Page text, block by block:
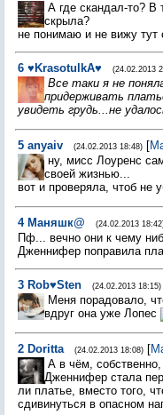
А где скандал-то? В
скрыла?
не понимаю и не вижу тут
6 ♥KrasotulkA♥ (24.02.2013
Все таки я не
придерживать
увидеть грудь...не
5 anyaiv (24.02.2013 18:48) [
ну, мисс Лоуренс
своей жизнью...
вот и проверяла, чтоб не
4 Mаняшк@ (24.02.2013
Пф... вечно они к чему
Дженнифер поправила
3 Rob♥Sten (24.02.2013 18:15)
Меня порадовало,
вдруг она уже Лопес
2 Doritta (24.02.2013 18:08) [
А в чём,
Дженнифер стала
ли платье, вместо того,
сдивинуться в опасном